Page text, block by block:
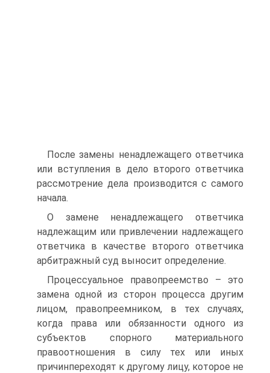
После замены ненадлежащего ответчика
или вступления в дело второго ответчика
рассмотрение дела производится с самого
начала.
О замене ненадлежащего ответчика
надлежащим или привлечении надлежащего
ответчика в качестве второго ответчика
арбитражный суд выносит определение.
Процессуальное правопреемство – это
замена одной из сторон процесса другим
лицом, правопреемником, в тех случаях,
когда права или обязанности одного из
субъектов спорного материального
правоотношения в силу тех или иных
причинпереходят к другому лицу, которое не